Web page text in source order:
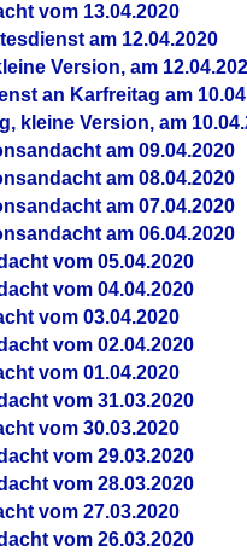
vom 13.04.2020
am 12.04.2020
Version, am
an Karfreitag am
kleine Version, am
am 09.04.2020
am 08.04.2020
am 07.04.2020
am 06.04.2020
vom 05.04.2020
vom 04.04.2020
vom 03.04.2020
vom 02.04.2020
vom 01.04.2020
vom 31.03.2020
vom 30.03.2020
vom 29.03.2020
vom 28.03.2020
vom 27.03.2020
vom 26.03.2020